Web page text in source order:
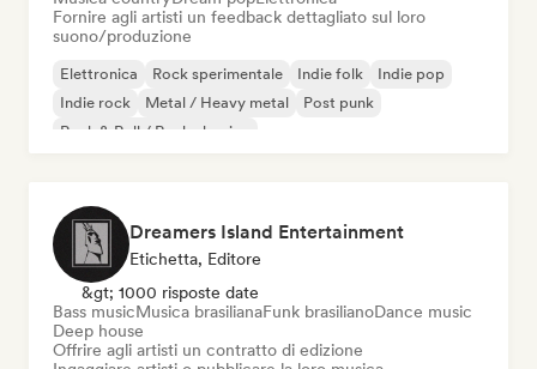
Fornire agli artisti un feedback dettagliato sul loro
suono/produzione
Elettronica Rock sperimentale Indie folk
Indie pop
Indie rock
Metal / Heavy metal
Post punk
Rock & Roll / Rock classico
Dreamers Island Entertainment
Etichetta, Editore
&gt; 1000 risposte date
Bass musicMusica brasilianaFunk brasilianoDance music
Deep house
Offrire agli artisti un contratto di edizione